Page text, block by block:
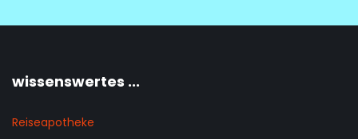
wissenswertes ...
Reiseapotheke